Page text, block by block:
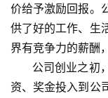
价给予激励回报。
供了好的工作、生
界有竞争力的薪酬
公司创业之初，
资、奖金投入到公